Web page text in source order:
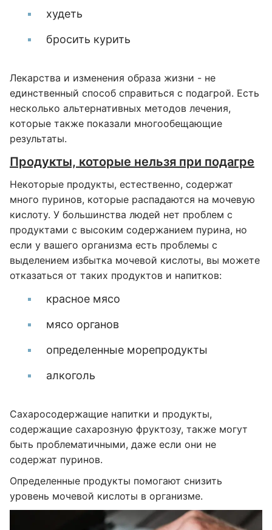
худеть
бросить курить
Лекарства и изменения образа жизни - не
единственный способ справиться с подагрой. Есть
несколько альтернативных методов лечения,
которые также показали многообещающие
результаты.
Продукты, которые нельзя при подагре
Некоторые продукты, естественно, содержат
много пуринов, которые распадаются на мочевую
кислоту. У большинства людей нет проблем с
продуктами с высоким содержанием пурина, но
если у вашего организма есть проблемы с
выделением избытка мочевой кислоты, вы можете
отказаться от таких продуктов и напитков:
красное мясо
мясо органов
определенные морепродукты
алкоголь
Сахаросодержащие напитки и продукты,
содержащие сахарозную фруктозу, также могут
быть проблематичными, даже если они не
содержат пуринов.
Определенные продукты помогают снизить
уровень мочевой кислоты в организме.